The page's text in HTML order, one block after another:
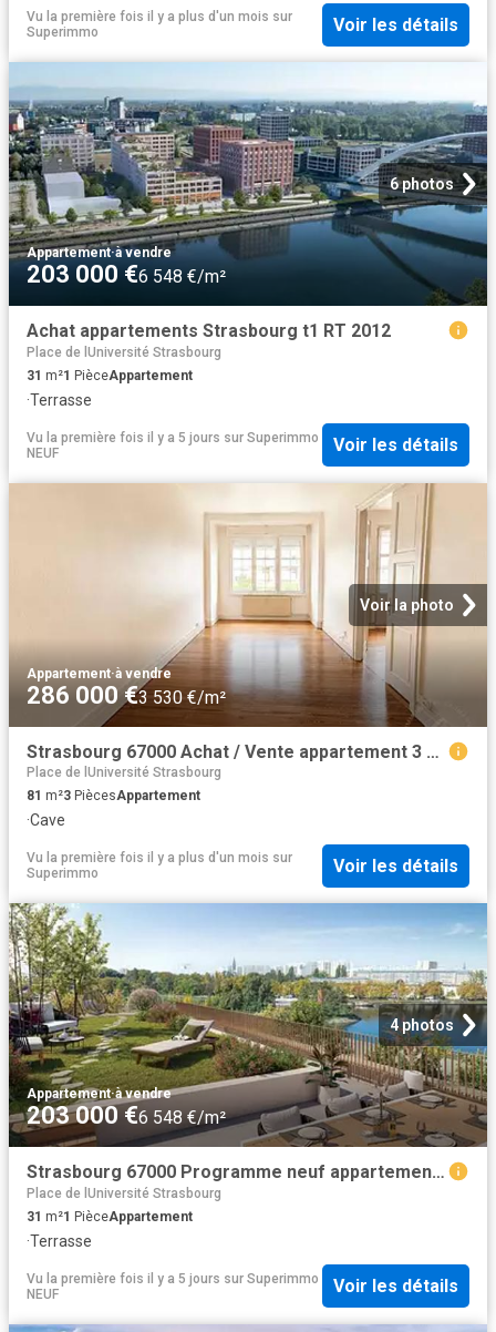
Vu la première fois il y a plus d'un mois sur
Superimmo
Voir les détails
6 photos
Appartement·à vendre
203 000 €6 548 €/m²
Achat appartements Strasbourg t1 RT 2012
Place de lUniversité Strasbourg
31 m²1 PièceAppartement
·Terrasse
Vu la première fois il y a 5 jours sur Superimmo
NEUF
Voir les détails
Voir la photo
Appartement·à vendre
286 000 €3 530 €/m²
Strasbourg 67000 Achat / Vente appartement 3 pièces t3
Place de lUniversité Strasbourg
81 m²3 PiècesAppartement
·Cave
Vu la première fois il y a plus d'un mois sur
Superimmo
Voir les détails
4 photos
Appartement·à vendre
203 000 €6 548 €/m²
Strasbourg 67000 Programme neuf appartement neuf à vendre t1 RT 2012
Place de lUniversité Strasbourg
31 m²1 PièceAppartement
·Terrasse
Vu la première fois il y a 5 jours sur Superimmo
NEUF
Voir les détails